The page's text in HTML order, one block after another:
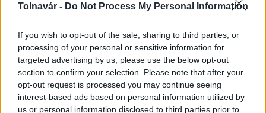
Tolnavár - Do Not Process My Personal Information
If you wish to opt-out of the sale, sharing to third parties, or
processing of your personal or sensitive information for
targeted advertising by us, please use the below opt-out
section to confirm your selection. Please note that after your
opt-out request is processed you may continue seeing
interest-based ads based on personal information utilized by
us or personal information disclosed to third parties prior to
LEGFRISSEBB
Országos hírek
Megérkezett az eső a Duna vízgyűjtőjére